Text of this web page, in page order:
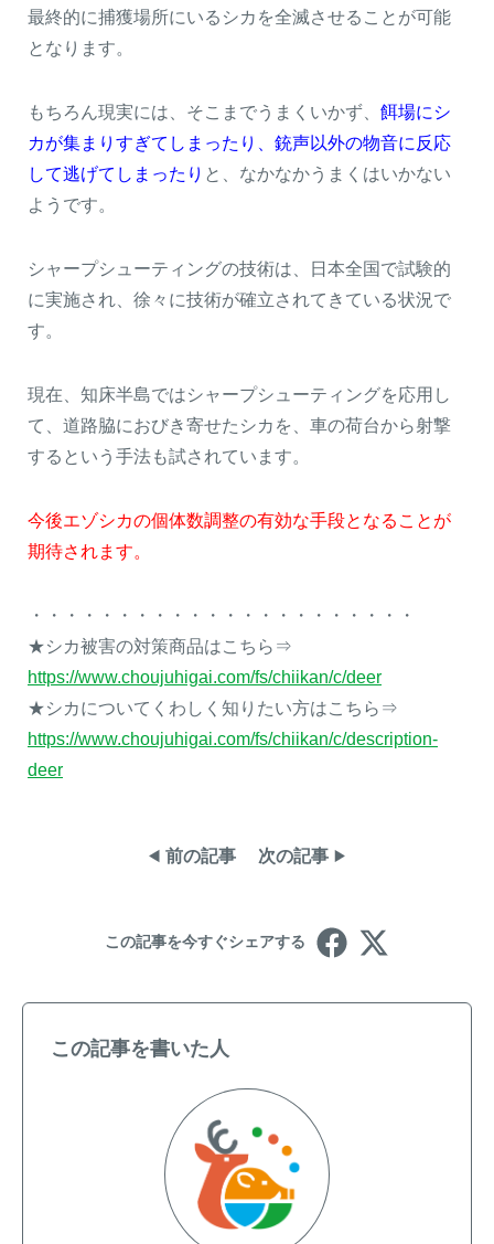
最終的に捕獲場所にいるシカを全滅させることが可能
となります。
もちろん現実には、そこまでうまくいかず、 餌場にシ
カが集まりすぎてしまったり、銃声以外の物音に反応
して逃げてしまったり と、なかなかうまくはいかない
ようです。
シャープシューティングの技術は、日本全国で試験的
に実施され、徐々に技術が確立されてきている状況で
す。
現在、知床半島ではシャープシューティングを応用し
て、道路脇におびき寄せたシカを、車の荷台から射撃
するという手法も試されています。
今後エゾシカの個体数調整の有効な手段となることが
期待されます。
・・・・・・・・・・・・・・・・・・・・・・
★シカ被害の対策商品はこちら⇒
https://www.choujuhigai.com/fs/chiikan/c/deer
★シカについてくわしく知りたい方はこちら⇒
https://www.choujuhigai.com/fs/chiikan/c/description-
deer
前の記事 次の記事
この記事を今すぐシェアする
この記事を書いた人